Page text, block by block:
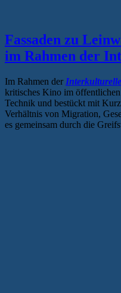
Fassaden zu
im Rahmen der
Im Rahmen der
kritisches Kino im
Technik und bestückt mit
Verhältnis von Migration,
es gemeinsam durch die